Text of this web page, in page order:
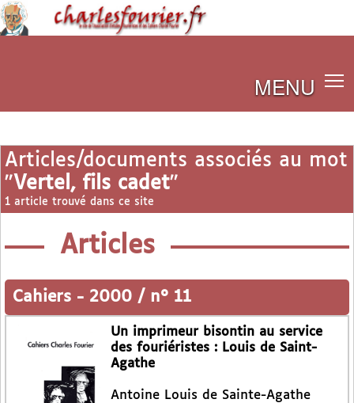
MENU
Articles/documents associés au mot
"Vertel, fils cadet"
1 article trouvé dans ce site
Articles
Cahiers - 2000 / n° 11
Un imprimeur bisontin au service
des fouriéristes : Louis de Saint-
Agathe
Antoine Louis de Sainte-Agathe